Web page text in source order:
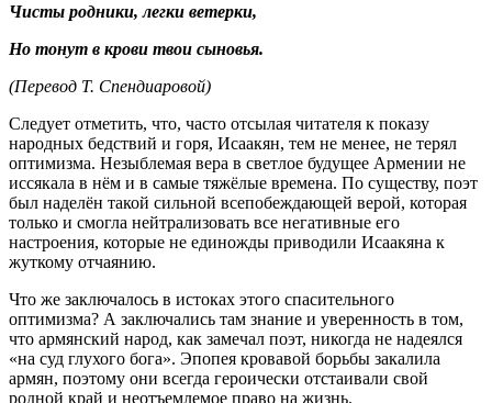
Чисты родники, легки ветерки,
Но тонут в крови твои сыновья.
(Перевод Т. Спендиаровой)
Следует отметить, что, часто отсылая читателя к показу
народных бедствий и горя, Исаакян, тем не менее, не терял
оптимизма. Незыблемая вера в светлое будущее Армении не
иссякала в нём и в самые тяжёлые времена. По существу, поэт
был наделён такой сильной всепобеждающей верой, которая
только и смогла нейтрализовать все негативные его
настроения, которые не единожды приводили Исаакяна к
жуткому отчаянию.
Что же заключалось в истоках этого спасительного
оптимизма? А заключались там знание и уверенность в том,
что армянский народ, как замечал поэт, никогда не надеялся
«на суд глухого бога». Эпопея кровавой борьбы закалила
армян, поэтому они всегда героически отстаивали свой
родной край и неотъемлемое право на жизнь.